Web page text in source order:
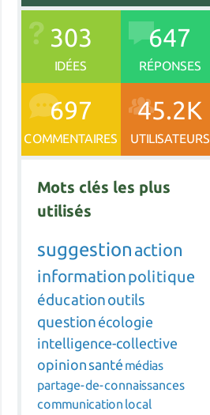
303
IDÉES
647
RÉPONSES
697
COMMENTAIRES
45.2K
UTILISATEURS
Mots clés les plus
utilisés
suggestion action
informationpolitique
éducationoutils
question écologie
intelligence-collective
opinion santé médias
partage-de-connaissances
communication local